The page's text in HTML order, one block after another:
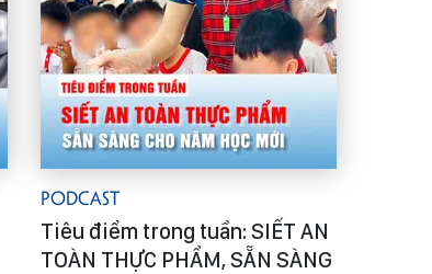
Podcast
Tiêu điểm trong tuần: SIẾT AN
TOÀN THỰC PHẨM, SẴN SÀNG